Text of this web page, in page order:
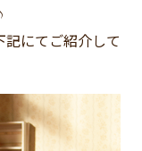
にてご紹介して